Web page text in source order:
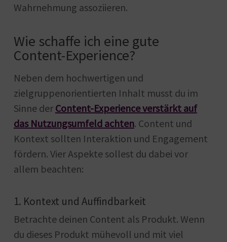
Wahrnehmung assoziieren.
Wie schaffe ich eine gute
Content-Experience?
Neben dem hochwertigen und
zielgruppenorientierten Inhalt musst du im
Sinne der Content-Experience verstärkt auf
das Nutzungsumfeld achten. Content und
Kontext sollten Interaktion und Engagement
fördern. Vier Aspekte sollest du dabei vor
allem beachten:
1. Kontext und Auffindbarkeit
Betrachte deinen Content als Produkt. Wenn
du dieses Produkt mühevoll und mit viel